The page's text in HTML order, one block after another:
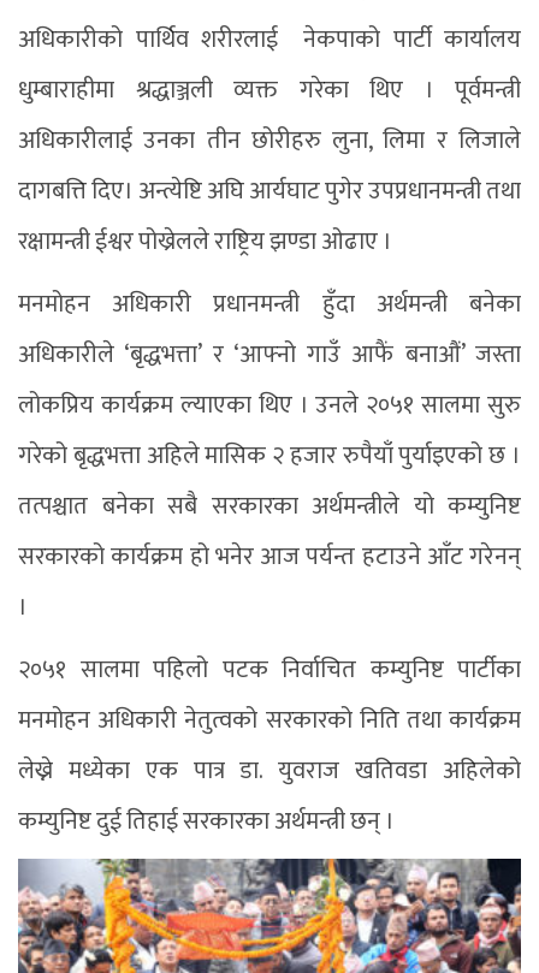
अधिकारीको पार्थिव शरीरलाई नेकपाको पार्टी कार्यालय
धुम्बाराहीमा श्रद्धाञ्जली व्यक्त गरेका थिए । पूर्वमन्त्री
अधिकारीलाई उनका तीन छोरीहरु लुना, लिमा र लिजाले
दागबत्ति दिए। अन्त्येष्टि अघि आर्यघाट पुगेर उपप्रधानमन्त्री तथा
रक्षामन्त्री ईश्वर पोख्रेलले राष्ट्रिय झण्डा ओढाए ।
मनमोहन अधिकारी प्रधानमन्त्री हुँदा अर्थमन्त्री बनेका
अधिकारीले ‘बृद्धभत्ता’ र ‘आफ्नो गाउँ आफैं बनाऔं’ जस्ता
लोकप्रिय कार्यक्रम ल्याएका थिए । उनले २०५१ सालमा सुरु
गरेको बृद्धभत्ता अहिले मासिक २ हजार रुपैयाँ पुर्याइएको छ ।
तत्पश्चात बनेका सबै सरकारका अर्थमन्त्रीले यो कम्युनिष्ट
सरकारको कार्यक्रम हो भनेर आज पर्यन्त हटाउने आँट गरेनन्
।
२०५१ सालमा पहिलो पटक निर्वाचित कम्युनिष्ट पार्टीका
मनमोहन अधिकारी नेतुत्वको सरकारको निति तथा कार्यक्रम
लेख्ने मध्येका एक पात्र डा. युवराज खतिवडा अहिलेको
कम्युनिष्ट दुई तिहाई सरकारका अर्थमन्त्री छन् ।